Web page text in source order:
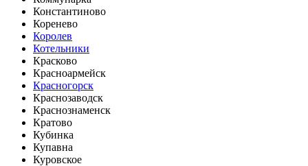
Константиново
Коренево
Королев
Котельники
Красково
Красноармейск
Красногорск
Краснозаводск
Краснознаменск
Кратово
Кубинка
Купавна
Куровское